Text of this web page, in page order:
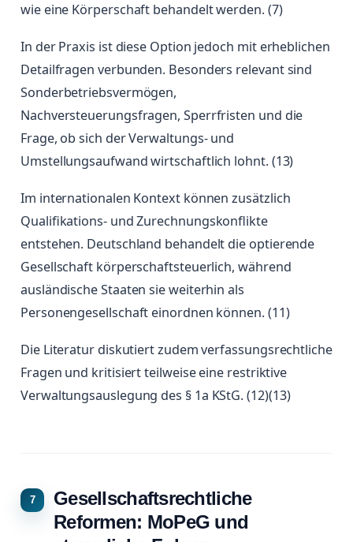
wie eine Körperschaft behandelt werden. (7)
In der Praxis ist diese Option jedoch mit erheblichen
Detailfragen verbunden. Besonders relevant sind
Sonderbetriebsvermögen,
Nachversteuerungsfragen, Sperrfristen und die
Frage, ob sich der Verwaltungs- und
Umstellungsaufwand wirtschaftlich lohnt. (13)
Im internationalen Kontext können zusätzlich
Qualifikations- und Zurechnungskonflikte
entstehen. Deutschland behandelt die optierende
Gesellschaft körperschaftsteuerlich, während
ausländische Staaten sie weiterhin als
Personengesellschaft einordnen können. (11)
Die Literatur diskutiert zudem verfassungsrechtliche
Fragen und kritisiert teilweise eine restriktive
Verwaltungsauslegung des § 1a KStG. (12)(13)
Gesellschaftsrechtliche
Reformen: MoPeG und